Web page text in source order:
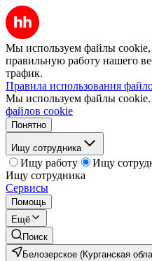
Мы используем файлы cookie,
правильную работу нашего
трафик.
Правила использования
Мы используем файлы cookie.
файлов cookie
Понятно
Ищу сотрудника
Ищу работу
Ищу
Ищу сотрудника
Сервисы
Помощь
Ещё
Поиск
Белозерское (Курганская